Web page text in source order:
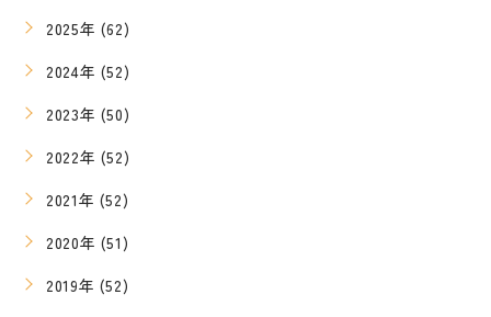
2025年 (62)
2024年 (52)
2023年 (50)
2022年 (52)
2021年 (52)
2020年 (51)
2019年 (52)